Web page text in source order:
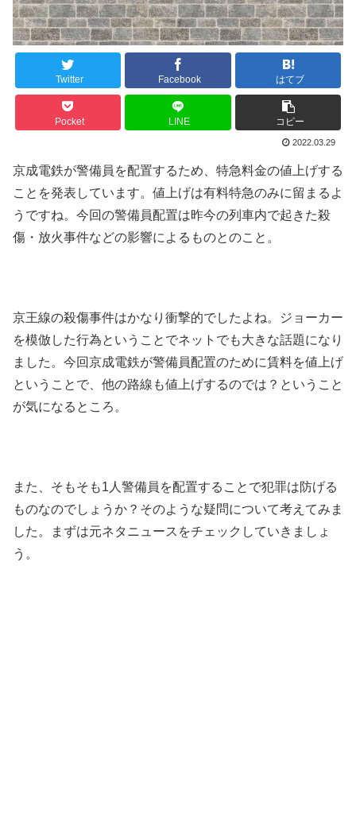
Twitter Facebook はてブ
Pocket LINE コピー
2022.03.29
京成電鉄が警備員を配置するため、特急料金の値上げする
ことを発表しています。値上げは有料特急のみに留まるよ
うですね。今回の警備員配置は昨今の列車内で起きた殺
傷・放火事件などの影響によるものとのこと。
京王線の殺傷事件はかなり衝撃的でしたよね。ジョーカー
を模倣した行為ということでネットでも大きな話題になり
ました。今回京成電鉄が警備員配置のために賃料を値上げ
ということで、他の路線も値上げするのでは？ということ
が気になるところ。
また、そもそも1人警備員を配置することで犯罪は防げる
ものなのでしょうか？そのような疑問について考えてみま
した。まずは元ネタニュースをチェックしていきましょ
う。